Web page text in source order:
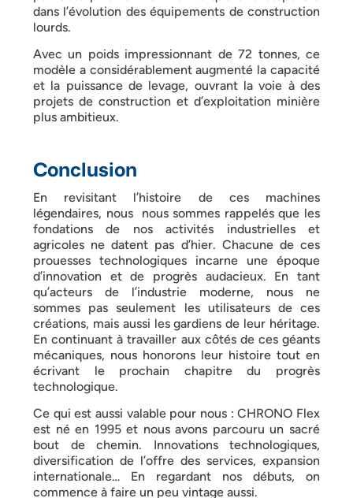
dans l’évolution des équipements de construction
lourds.
Avec un poids impressionnant de 72 tonnes, ce
modèle a considérablement augmenté la capacité
et la puissance de levage, ouvrant la voie à des
projets de construction et d’exploitation minière
plus ambitieux.
Conclusion
En revisitant l’histoire de ces machines
légendaires, nous nous sommes rappelés que les
fondations de nos activités industrielles et
agricoles ne datent pas d’hier. Chacune de ces
prouesses technologiques incarne une époque
d’innovation et de progrès audacieux. En tant
qu’acteurs de l’industrie moderne, nous ne
sommes pas seulement les utilisateurs de ces
créations, mais aussi les gardiens de leur héritage.
En continuant à travailler aux côtés de ces géants
mécaniques, nous honorons leur histoire tout en
écrivant le prochain chapitre du progrès
technologique.
Ce qui est aussi valable pour nous : CHRONO Flex
est né en 1995 et nous avons parcouru un sacré
bout de chemin. Innovations technologiques,
diversification de l’offre des services, expansion
internationale… En regardant nos débuts, on
commence à faire un peu vintage aussi.